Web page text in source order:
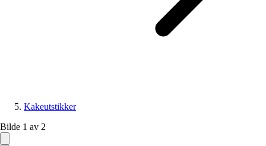
Kakeutstikker
Bilde 1 av 2